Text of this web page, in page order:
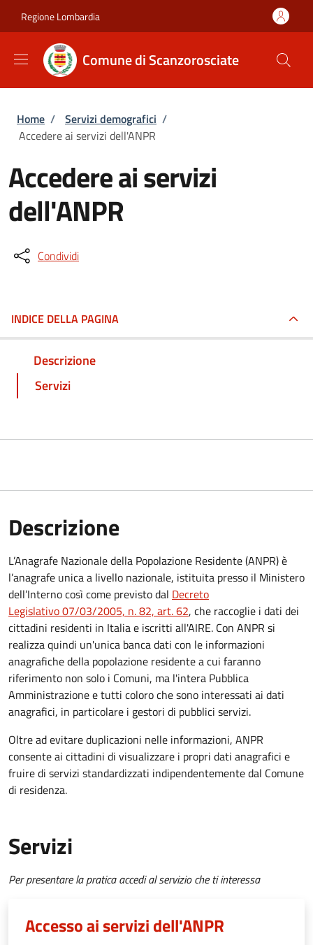
Regione Lombardia
Comune di Scanzorosciate
Briciole di pane
Home / Servizi demografici /
Accedere ai servizi dell'ANPR
Accedere ai servizi
dell'ANPR
Condividi
INDICE DELLA PAGINA
Descrizione
Servizi
Descrizione
L’Anagrafe Nazionale della Popolazione Residente (ANPR) è
l’anagrafe unica a livello nazionale, istituita presso il Ministero
dell’Interno così come previsto dal Decreto
Legislativo 07/03/2005, n. 82, art. 62, che raccoglie i dati dei
cittadini residenti in Italia e iscritti all'AIRE. Con ANPR si
realizza quindi un'unica banca dati con le informazioni
anagrafiche della popolazione residente a cui faranno
riferimento non solo i Comuni, ma l'intera Pubblica
Amministrazione e tutti coloro che sono interessati ai dati
anagrafici, in particolare i gestori di pubblici servizi.
Oltre ad evitare duplicazioni nelle informazioni, ANPR
consente ai cittadini di visualizzare i propri dati anagrafici e
fruire di servizi standardizzati indipendentemente dal Comune
di residenza.
Servizi
Per presentare la pratica accedi al servizio che ti interessa
Accesso ai servizi dell'ANPR